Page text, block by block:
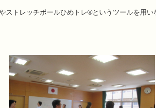
ストレッチポールひめトレ®というツールを用